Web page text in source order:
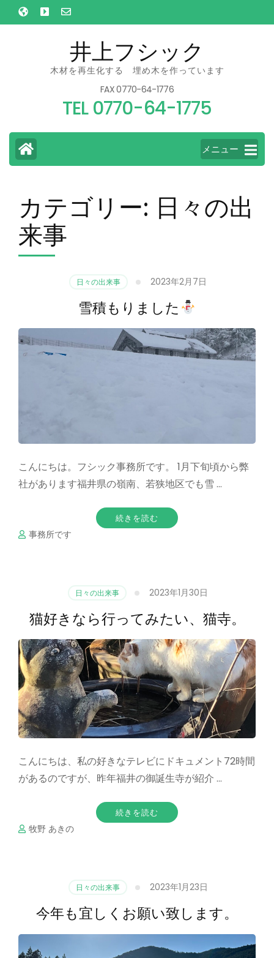
ン
井上フシック
木材を再生化する 埋め木を作っています
FAX 0770-64-1776
TEL 0770-64-1775
メニュー
カテゴリー: 日々の出
来事
日々の出来事 2023年2月7日
雪積もりました
こんにちは。フシック事務所です。 1月下旬頃から弊
社があります福井県の嶺南、若狭地区でも雪 …
続きを読む
事務所です
日々の出来事 2023年1月30日
猫好きなら行ってみたい、猫寺。
こんにちは、私の好きなテレビにドキュメント72時間
があるのですが、昨年福井の御誕生寺が紹介 …
続きを読む
牧野 あきの
日々の出来事 2023年1月23日
今年も宜しくお願い致します。